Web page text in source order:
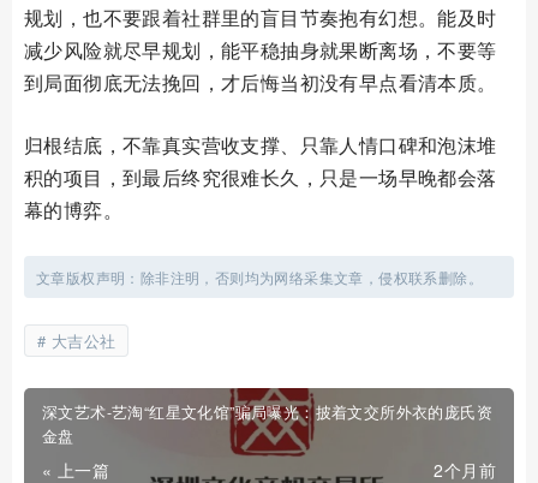
规划，也不要跟着社群里的盲目节奏抱有幻想。能及时
减少风险就尽早规划，能平稳抽身就果断离场，不要等
到局面彻底无法挽回，才后悔当初没有早点看清本质。
归根结底，不靠真实营收支撑、只靠人情口碑和泡沫堆
积的项目，到最后终究很难长久，只是一场早晚都会落
幕的博弈。
文章版权声明：除非注明，否则均为网络采集文章，侵权联系删除。
大吉公社
深文艺术-艺淘“红星文化馆”骗局曝光：披着文交所外衣的庞氏资
金盘
« 上一篇 2个月前